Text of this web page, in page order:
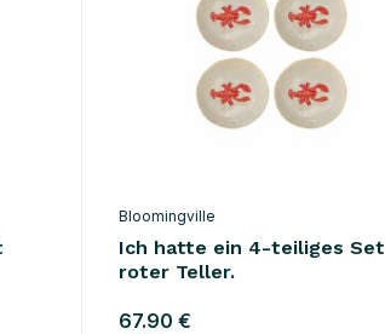
Bloomingville
Ich hatte ein 4-teiliges Set
roter Teller.
67.90 €